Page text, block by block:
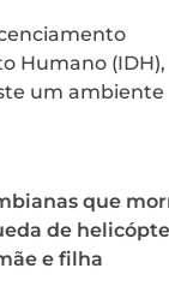
Humano (IDH),
um ambiente
que
de
e filha